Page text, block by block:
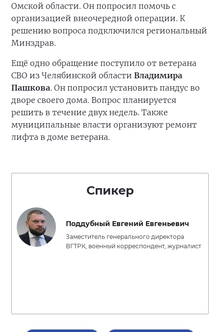
Омской области. Он попросил помочь с
организацией внеочередной операции. К
решению вопроса подключился региональный
Минздрав.
Ещё одно обращение поступило от ветерана
СВО из Челябинской области Владимира
Пашкова. Он попросил установить пандус во
дворе своего дома. Вопрос планируется
решить в течение двух недель. Также
муниципальные власти организуют ремонт
лифта в доме ветерана.
Спикер
Поддубный Евгений Евгеньевич
Заместитель генерального директора
ВГТРК, военный корреспондент, журналист